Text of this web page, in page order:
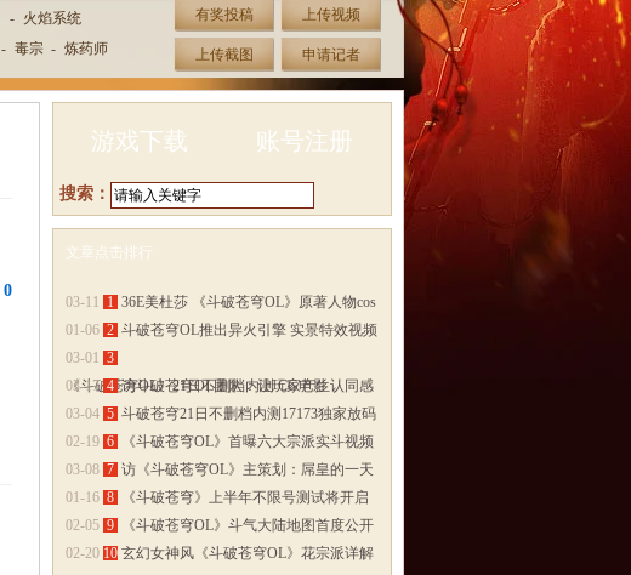
- 火焰系统
- 毒宗 - 炼药师
有奖投稿 上传视频
上传截图 申请记者
0
游戏下载 账号注册
搜索：
文章点击排行
更多>>
03-11 1 36E美杜莎 《斗破苍穹OL》原著人物cos
01-06 2 斗破苍穹OL推出异火引擎 实景特效视频
03-01 3
《斗破苍穹OL》21日不删档内测 CG电影
03-17 4 访斗破苍穹OL团队：让玩家产生认同感
03-04 5 斗破苍穹21日不删档内测17173独家放码
02-19 6
《斗破苍穹OL》首曝六大宗派实斗视频
03-08 7 访《斗破苍穹OL》主策划：屌皇的一天
01-16 8
《斗破苍穹》上半年不限号测试将开启
02-05 9
《斗破苍穹OL》斗气大陆地图首度公开
02-20 10 玄幻女神风《斗破苍穹OL》花宗派详解